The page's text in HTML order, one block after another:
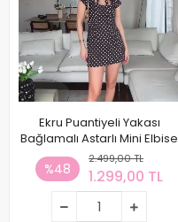
Ekru Puantiyeli Yakası
Bağlamalı Astarlı Mini Elbise
%48
2.499,00 TL
1.299,00 TL